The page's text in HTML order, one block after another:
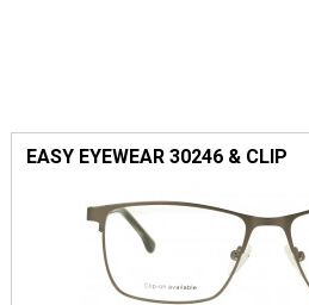
EASY EYEWEAR 30246 & CLIP